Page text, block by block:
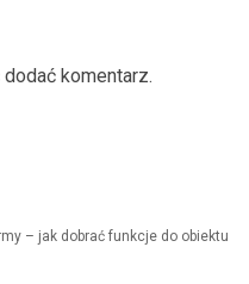
dodać komentarz.
– jak dobrać funkcje do obiektu